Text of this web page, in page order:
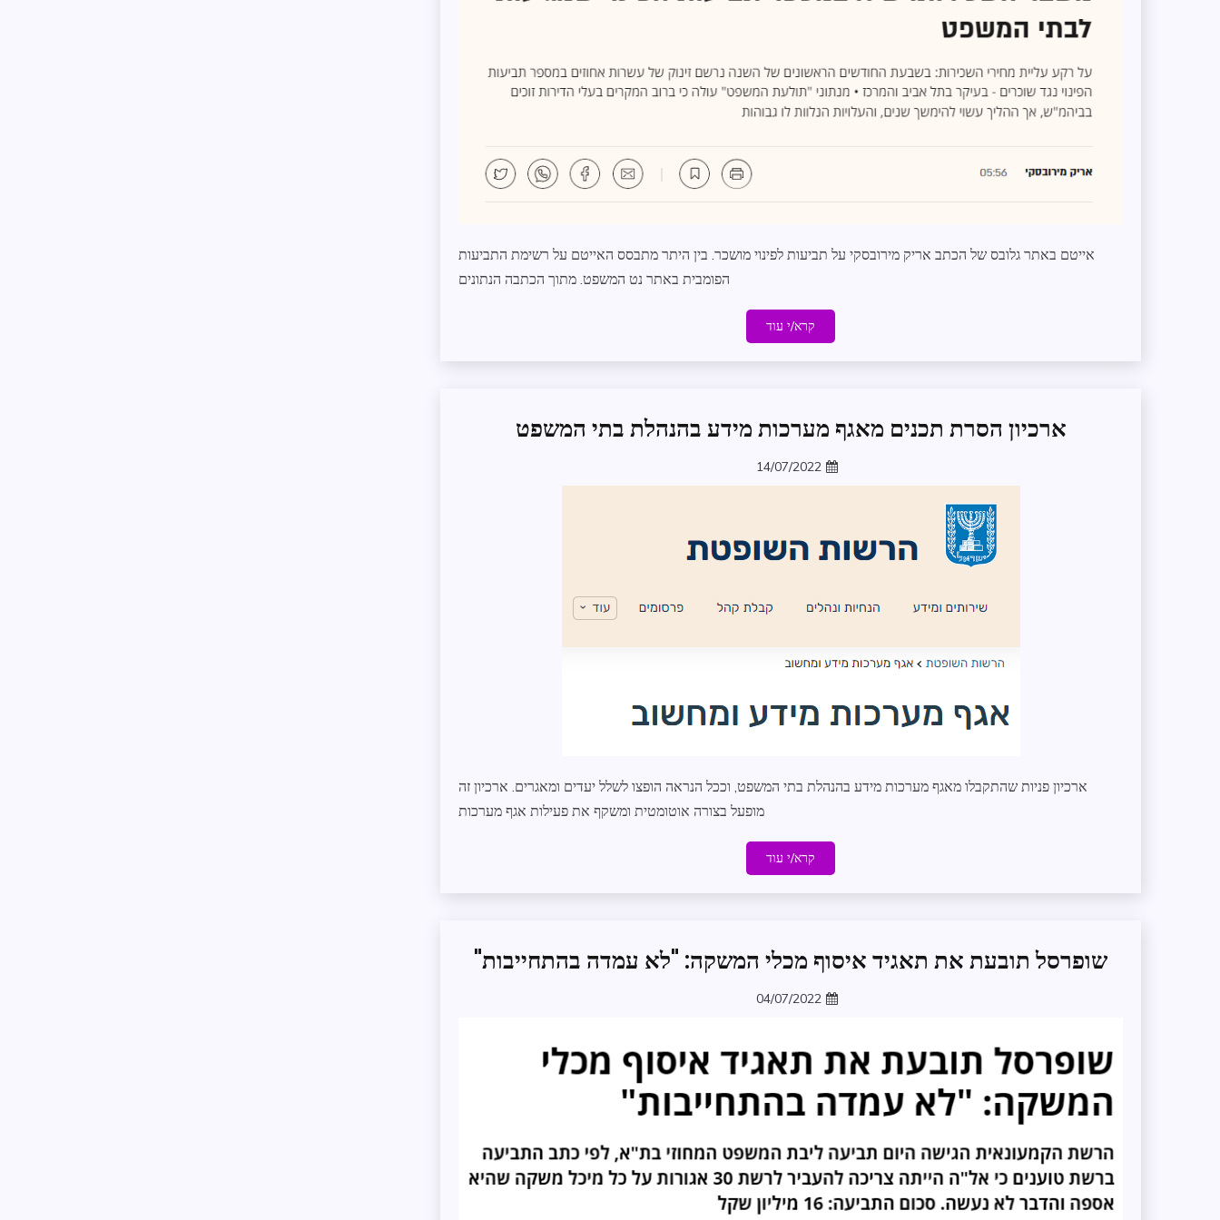
אייטם באתר גלובס של הכתב אריק מירובסקי על תביעות לפינוי מושכר. בין היתר מתבסס האייטם על רשימת התביעות
הפומבית באתר נט המשפט. מתוך הכתבה הנתונים
קרא/י עוד
החלטת
מדיניות
וקשרי
איום
למערכת
ארכיון הסרת תכנים מאגף מערכות מידע בהנהלת בתי המשפט
14/07/2022
zomer
ארכיון פניות שהתקבלו מאגף מערכות מידע בהנהלת בתי המשפט, וככל הנראה הופצו לשלל יעדים ומאגרים. ארכיון זה
מופעל בצורה אוטומטית ומשקף את פעילות אגף מערכות
קרא/י עוד
חדשות
המשפט
שופרסל תובעת את תאגיד איסוף מכלי המשקה: "לא עמדה בהתחייבות"
04/07/2022